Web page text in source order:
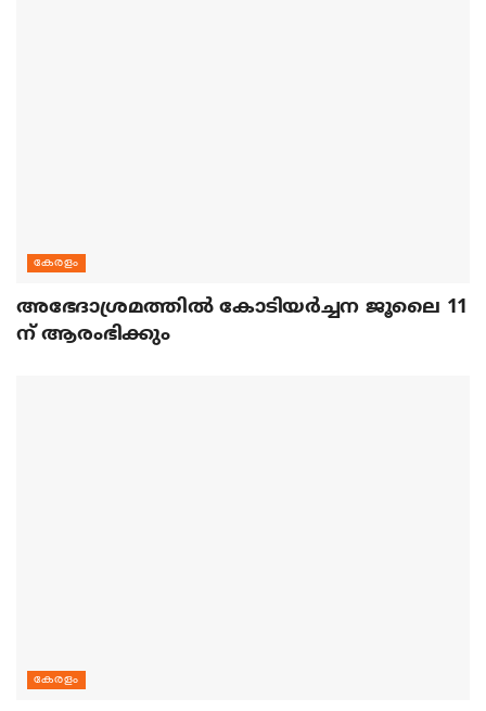
കേരളം
അഭേദാശ്രമത്തില്‍ കോടിയര്‍ച്ചന ജൂലൈ 11
ന് ആരംഭിക്കും
കേരളം